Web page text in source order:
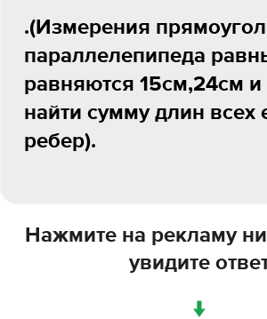
.(Измерения
параллелепипеда
равняются 15см,24см и
найти сумму длин всех
ребер).
Нажмите на рекламу
увидите
↓